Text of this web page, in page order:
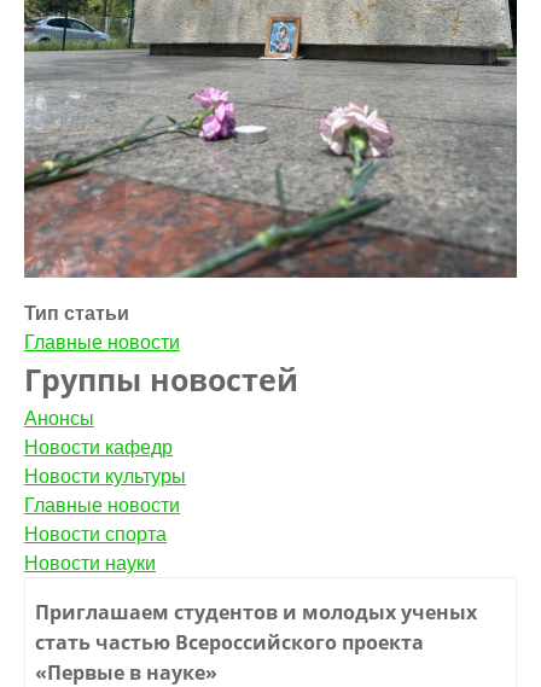
Тип статьи
Главные новости
Группы новостей
Анонсы
Новости кафедр
Новости культуры
Главные новости
Новости спорта
Новости науки
Приглашаем студентов и молодых ученых
стать частью Всероссийского проекта
«Первые в науке»